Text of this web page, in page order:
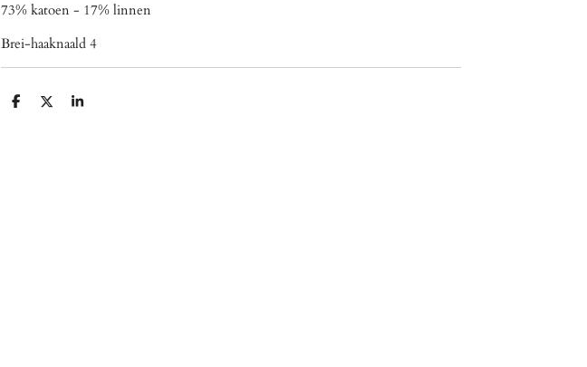
73% katoen - 17% linnen
Brei-haaknaald 4
D
D
S